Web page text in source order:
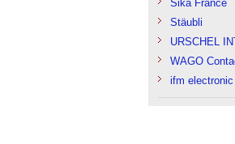
Sika France
Stäubli
URSCHEL
WAGO
ifm electronic